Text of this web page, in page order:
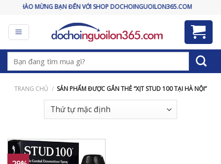
content
CHÀO MỪNG BẠN ĐẾN VỚI SHOP DOCHOINGUOILON365.COM
Tìm
kiếm:
TRANG CHỦ / SẢN PHẨM ĐƯỢC GẮN THẺ “XỊT STUD 100 TẠI HÀ NỘI”